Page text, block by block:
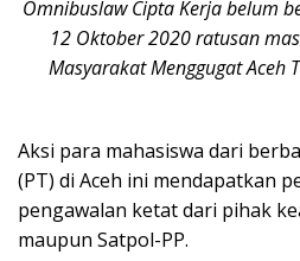
Omnibuslaw Cipta Kerja belum
12 Oktober 2020 ratusan
Masyarakat Menggugat Aceh
Aksi para mahasiswa dari
(PT) di Aceh ini mendapatkan
pengawalan ketat dari pihak
maupun Satpol-PP.